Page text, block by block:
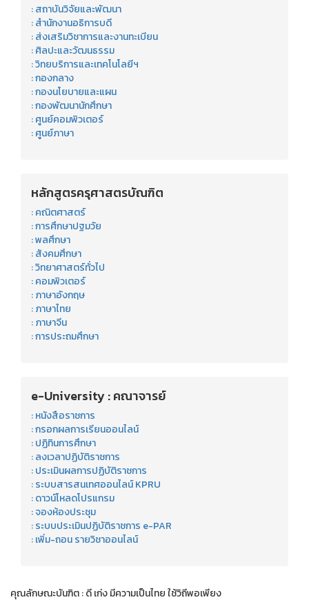
: สถาบันวิจัยและพัฒนา
: สำนักงานอธิการบดี
: ส่งเสริมวิชาการและงานทะเบียน
: ศิลปะและวัฒนธรรม
: วิทยบริการและเทคโนโลยีฯ
: กองกลาง
: กองนโยบายและแผน
: กองพัฒนานักศึกษา
: ศูนย์คอมพิวเตอร์
: ศูนย์ภาษา
หลักสูตรครุศาสตรบัณฑิต
: คณิตศาสตร์
: การศึกษาปฐมวัย
: พลศึกษา
: สังคมศึกษา
: วิทยาศาสตร์ทั่วไป
: คอมพิวเตอร์
: ภาษาอังกฤษ
: ภาษาไทย
: ภาษาจีน
: การประถมศึกษา
e-University : คณาจารย์
: หนังสือราชการ
: กรอกผลการเรียนออนไลน์
: ปฏิทินการศึกษา
: ลงเวลาปฏิบัติราชการ
: ประเมินผลการปฏิบัติราชการ
: ระบบสารสนเทศออนไลน์ KPRU
: ดาวน์โหลดโปรแกรม
: จองห้องประชุม
: ระบบประเมินปฏิบัติราชการ e-PAR
: เพิ่ม-ถอน รายวิชาออนไลน์
คุณลักษณะบันฑิต : ดี เก่ง มีความเป็นไทย ใช้วิถีพอเพียง